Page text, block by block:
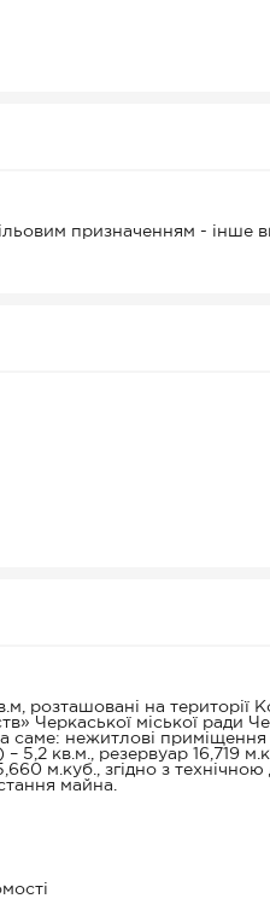
призначенням - інше
розташовані на території
Черкаської міської ради
а саме: нежитлові
5,2 кв.м., резервуар 16,719
м.куб., згідно з
майна.